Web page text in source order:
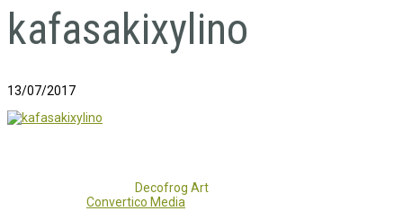
kafasakixylino
13/07/2017
Decofrog Art
Convertico Media